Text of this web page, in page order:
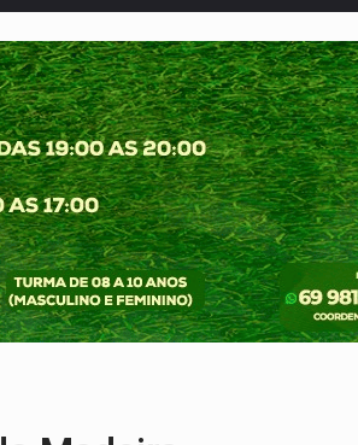
e Fiat Uno na BR-364
sobre transporte de cargas por empresa
e via IA
em Brasília
estado grave na BR
de Marcela Bonfim
feira (7)